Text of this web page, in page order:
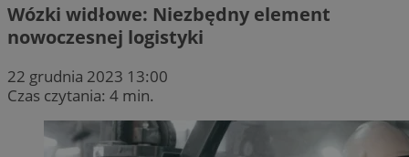
Wózki widłowe: Niezbędny element
nowoczesnej logistyki
22 grudnia 2023 13:00
Czas czytania: 4 min.